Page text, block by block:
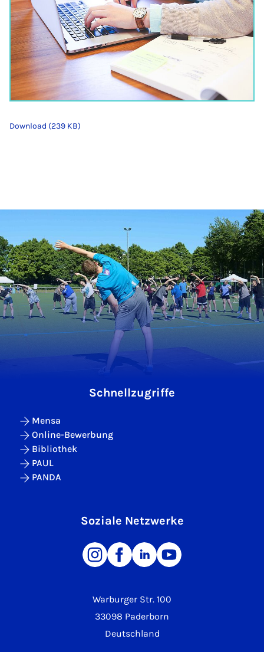
Download (239 KB)
Warburger Str. 100
33098 Paderborn
Deutschland
Schnellzugriffe
Mensa
Online-Bewerbung
Bibliothek
PAUL
PANDA
Soziale Netzwerke